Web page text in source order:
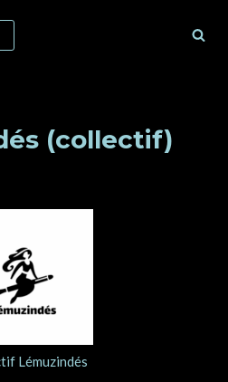
(collectif)
Lémuzindés